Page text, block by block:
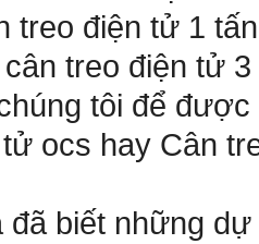
treo điện tử 1 tấn
cân treo điện tử 3
tôi để
ocs hay Cân
đã biết những dự